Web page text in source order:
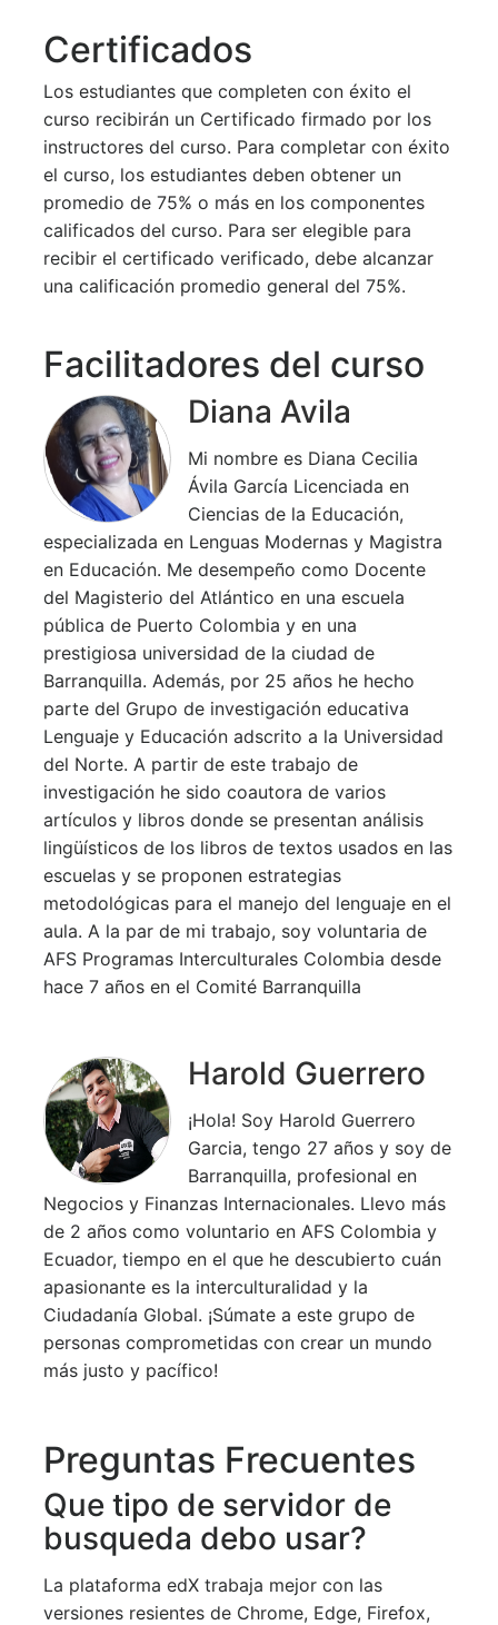
Certificados
Los estudiantes que completen con éxito el
curso recibirán un Certificado firmado por los
instructores del curso. Para completar con éxito
el curso, los estudiantes deben obtener un
promedio de 75% o más en los componentes
calificados del curso. Para ser elegible para
recibir el certificado verificado, debe alcanzar
una calificación promedio general del 75%.
Facilitadores del curso
Diana Avila
Mi nombre es Diana Cecilia
Ávila García Licenciada en
Ciencias de la Educación,
especializada en Lenguas Modernas y Magistra
en Educación. Me desempeño como Docente
del Magisterio del Atlántico en una escuela
pública de Puerto Colombia y en una
prestigiosa universidad de la ciudad de
Barranquilla. Además, por 25 años he hecho
parte del Grupo de investigación educativa
Lenguaje y Educación adscrito a la Universidad
del Norte. A partir de este trabajo de
investigación he sido coautora de varios
artículos y libros donde se presentan análisis
lingüísticos de los libros de textos usados en las
escuelas y se proponen estrategias
metodológicas para el manejo del lenguaje en el
aula. A la par de mi trabajo, soy voluntaria de
AFS Programas Interculturales Colombia desde
hace 7 años en el Comité Barranquilla
Harold Guerrero
¡Hola! Soy Harold Guerrero
Garcia, tengo 27 años y soy de
Barranquilla, profesional en
Negocios y Finanzas Internacionales. Llevo más
de 2 años como voluntario en AFS Colombia y
Ecuador, tiempo en el que he descubierto cuán
apasionante es la interculturalidad y la
Ciudadanía Global. ¡Súmate a este grupo de
personas comprometidas con crear un mundo
más justo y pacífico!
Preguntas Frecuentes
Que tipo de servidor de
busqueda debo usar?
La plataforma edX trabaja mejor con las
versiones resientes de Chrome, Edge, Firefox,